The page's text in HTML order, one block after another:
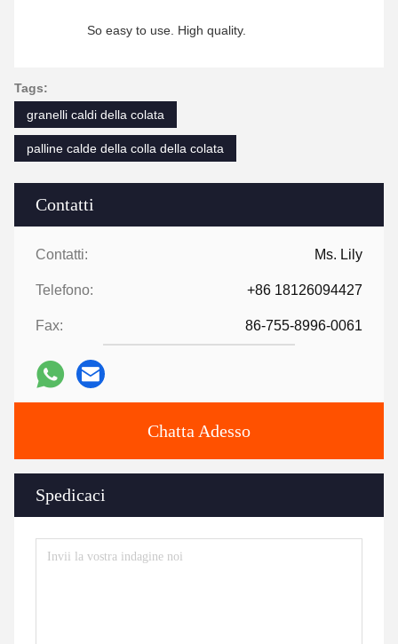
Contatti
Contatti: Ms. Lily
Telefono: +86 18126094427
Fax: 86-755-8996-0061
Chatta Adesso
Spedicaci
So easy to use. High quality.
Tags:
granelli caldi della colata
palline calde della colla della colata